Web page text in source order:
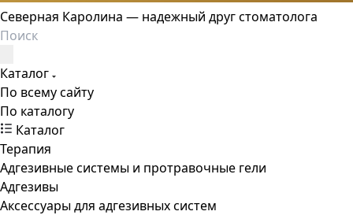
Северная Каролина — надежный друг стоматолога
Каталог
По всему сайту
По каталогу
Каталог
Терапия
Адгезивные системы и протравочные гели
Адгезивы
Аксессуары для адгезивных систем